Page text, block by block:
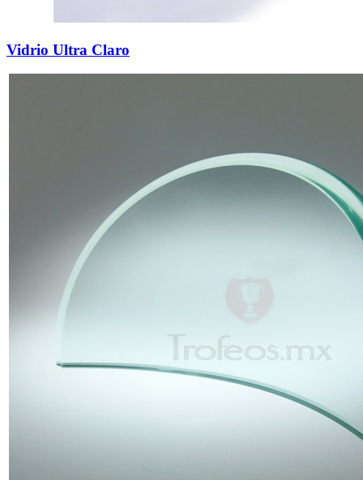
Vidrio Ultra Claro